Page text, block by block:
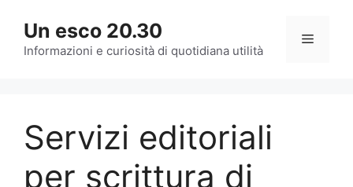
contenuto
Un esco 20.30
Informazioni e curiosità di quotidiana utilità
Menu
Servizi editoriali
per scrittura di